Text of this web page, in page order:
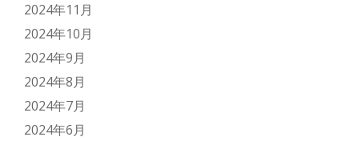
2024年11月
2024年10月
2024年9月
2024年8月
2024年7月
2024年6月